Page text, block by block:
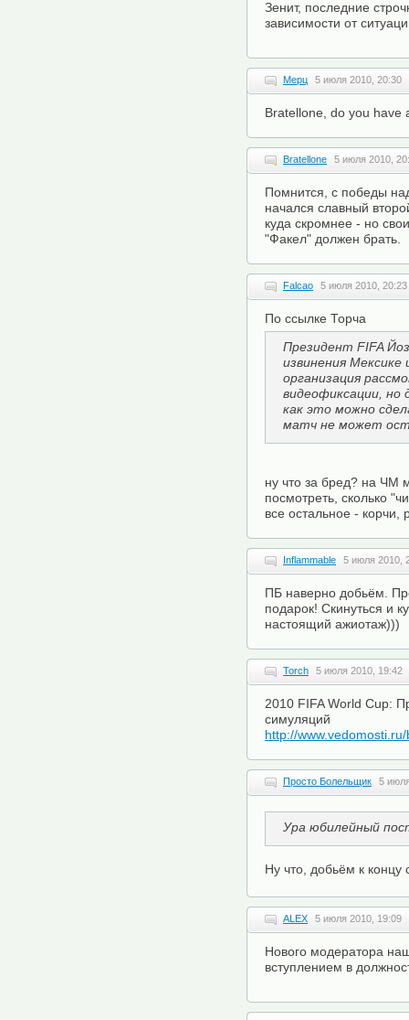
Зенит, последние
зависимости от
Мерц 5 июля 2010, 20:30
Bratellone, do you have
Bratellone 5 июля 2010,
Помнится, с победы
начался славный
куда скромнее - но
"Факел" должен брать.
Falcao 5 июля 2010, 20:23
По ссылке Торча
Президент FIFA
извинения Мексике
организация
видеофиксации, но
как это можно
матч не может
ну что за бред? на ЧМ
посмотреть, сколько
все остальное -
Inflammable 5 июля 2010,
ПБ наверно добьём.
подарок! Скинуться и
настоящий ажиотаж)))
Torch 5 июля 2010, 19:42
2010 FIFA World Cup:
симуляций
http://
Просто Болельщик 5
Ура юбилейный
Ну что, добьём к концу
ALEX 5 июля 2010, 19:09
Нового модератора
вступлением в